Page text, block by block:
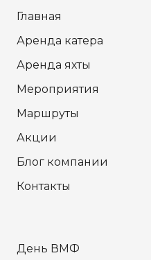
Главная
Аренда катера
Аренда яхты
Мероприятия
Маршруты
Акции
Блог компании
Контакты
День ВМФ